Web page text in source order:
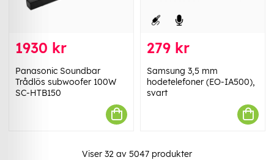
1930 kr
Panasonic Soundbar
Trådlös subwoofer 100W
SC-HTB150
279 kr
Samsung 3,5 mm
hodetelefoner (EO-IA500),
svart
Viser 32 av 5047 produkter